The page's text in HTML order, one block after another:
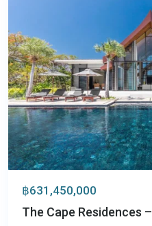
฿631,450,000
The Cape Residences